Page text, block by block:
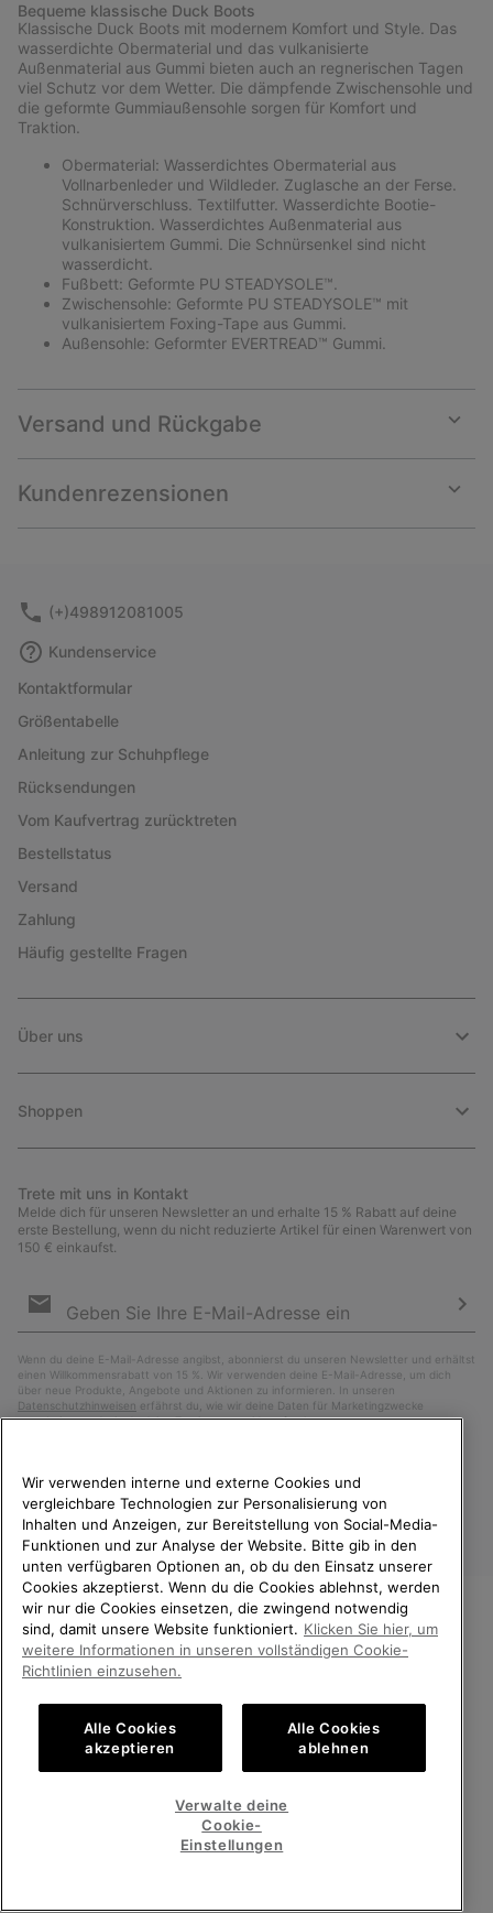
section
Bequeme klassische Duck Boots
Klassische Duck Boots mit modernem Komfort und Style. Das
wasserdichte Obermaterial und das vulkanisierte
Außenmaterial aus Gummi bieten auch an regnerischen Tagen
viel Schutz vor dem Wetter. Die dämpfende Zwischensohle und
die geformte Gummiaußensohle sorgen für Komfort und
Traktion.
Obermaterial: Wasserdichtes Obermaterial aus
Vollnarbenleder und Wildleder. Zuglasche an der Ferse.
Schnürverschluss. Textilfutter. Wasserdichte Bootie-
Konstruktion. Wasserdichtes Außenmaterial aus
vulkanisiertem Gummi. Die Schnürsenkel sind nicht
wasserdicht.
Fußbett: Geformte PU STEADYSOLE™.
Zwischensohle: Geformte PU STEADYSOLE™ mit
vulkanisiertem Foxing-Tape aus Gummi.
Außensohle: Geformter EVERTREAD™ Gummi.
Versand und Rückgabe
or
Kundenrezensionen
or
(+)498912081005
Kundenservice
Kontaktformular
Größentabelle
Anleitung zur Schuhpflege
Rücksendungen
Vom Kaufvertrag zurücktreten
Bestellstatus
Versand
Zahlung
Häufig gestellte Fragen
Über uns
Shoppen
Trete mit uns in Kontakt
Melde dich für unseren Newsletter an und erhalte 15 % Rabatt auf deine
erste Bestellung, wenn du nicht reduzierte Artikel für einen Warenwert von
150 € einkaufst.
Anmeldung
Wenn du deine E-Mail-Adresse angibst, abonnierst du unseren Newsletter und erhältst
einen Willkommensrabatt von 15 %. Wir verwenden deine E-Mail-Adresse, um dich
über neue Produkte, Angebote und Aktionen zu informieren. In unseren
Datenschutzhinweisen erfährst du, wie wir deine Daten für Marketingzwecke
verarbeiten und wie du deine Zustimmung widerrufen kannst.
Deutschland
©2026SOREL. Alle Rechte vorbehalten.
Datenschutz Nutzungsbedingungen
Allgemeine Verkaufsbedingungen Garantiebestimmungen
Impressum Public CBCR
Kundenservice: Mo- Fr. 9:00 - 13:00 & 14:00- 18:00 Uhr
WILLKOMMEN BEI SOREL.
BITTE WÄHLEN SIE IHR
LIEFERLAND.
Online-Einkauf verfügbar
Deutschland
ALLE LÄNDER ANZEIGEN
Wir verwenden interne und externe Cookies und
vergleichbare Technologien zur Personalisierung von
Inhalten und Anzeigen, zur Bereitstellung von Social-Media-
Funktionen und zur Analyse der Website. Bitte gib in den
unten verfügbaren Optionen an, ob du den Einsatz unserer
Cookies akzeptierst. Wenn du die Cookies ablehnst, werden
wir nur die Cookies einsetzen, die zwingend notwendig
sind, damit unsere Website funktioniert. Klicken Sie hier, um
weitere Informationen in unseren vollständigen Cookie-
Richtlinien einzusehen.
Alle Cookies
akzeptieren
Alle Cookies
ablehnen
Verwalte deine
Cookie-
Einstellungen